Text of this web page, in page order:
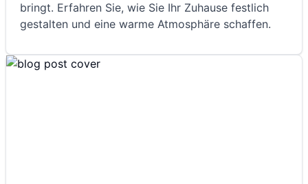
bringt. Erfahren Sie, wie Sie Ihr Zuhause festlich
gestalten und eine warme Atmosphäre schaffen.